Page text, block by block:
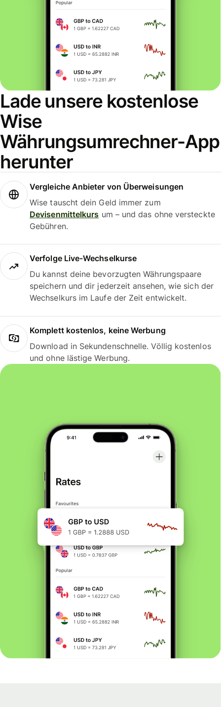
Lade unsere kostenlose
Wise
Währungsumrechner-App
herunter
Vergleiche Anbieter von Überweisungen
Wise tauscht dein Geld immer zum
Devisenmittelkurs um – und das ohne versteckte
Gebühren.
Verfolge Live-Wechselkurse
Du kannst deine bevorzugten Währungspaare
speichern und dir jederzeit ansehen, wie sich der
Wechselkurs im Laufe der Zeit entwickelt.
Komplett kostenlos, keine Werbung
Download in Sekundenschnelle. Völlig kostenlos
und ohne lästige Werbung.